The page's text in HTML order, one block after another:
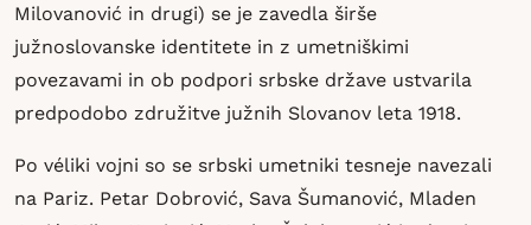
Milovanović in drugi) se je zavedla širše
južnoslovanske identitete in z umetniškimi
povezavami in ob podpori srbske države ustvarila
predpodobo združitve južnih Slovanov leta 1918.
Po véliki vojni so se srbski umetniki tesneje navezali
na Pariz. Petar Dobrović, Sava Šumanović, Mladen